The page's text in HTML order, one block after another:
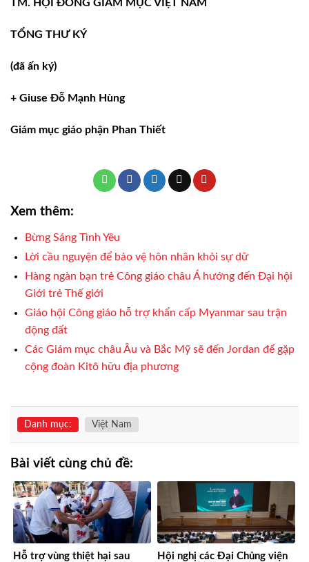
TM. HỘI ĐỒNG GIÁM MỤC VIỆT NAM
TỔNG THƯ KÝ
(đã ấn ký)
+ Giuse Đỗ Mạnh Hùng
Giám mục giáo phận Phan Thiết
Xem thêm:
Bừng Sáng Tình Yêu
Lời cầu nguyện để bảo vệ hôn nhân khỏi sự dữ
Hàng ngàn bạn trẻ Công giáo châu Á hướng đến Đại hội
Giới trẻ Thế giới
Giáo hội Công giáo hỗ trợ khẩn cấp Myanmar sau trận
động đất
Các Giám mục châu Âu và Bắc Mỹ sẽ đến Jordan để gặp
cộng đoàn Kitô hữu địa phương
Danh mục: Việt Nam
Bài viết cùng chủ đề:
Hỗ trợ vùng thiệt hại sau
Hội nghị các Đại Chủng viện